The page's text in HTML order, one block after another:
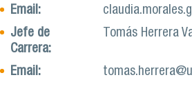
Email:
Jefe de
Carrera:
Tomás Herrera
Email: